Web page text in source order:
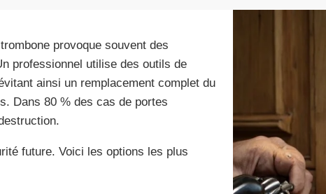
provoque souvent des
professionnel utilise des outils de
ainsi un remplacement complet du
Dans 80 % des cas de portes
future. Voici les options les plus